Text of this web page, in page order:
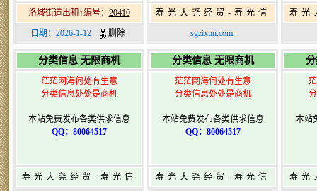
洛城街道出租↑编号： 20410
日期：2026-1-12 删除
寿光大尧经贸-寿光信
息网-免费信息发布网-
sgzixun.com
寿光
分类信息 无限商机
茫茫网海何处有生意
分类信息处处是商机
本站免费发布各类供求信息
QQ：80064517
寿光大尧经贸-寿光信
分类信息 无限商机
茫茫网海何处有生意
分类信息处处是商机
本站免费发布各类供求信息
QQ：80064517
寿光大尧经贸-寿光信
本站
寿光